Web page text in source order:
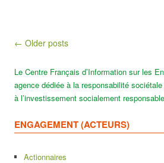
Post navigation
← Older posts
Le Centre Français d’Information sur les
agence dédiée à la responsabilité
à l’investissement socialement
ENGAGEMENT (ACTEURS)
Actionnaires